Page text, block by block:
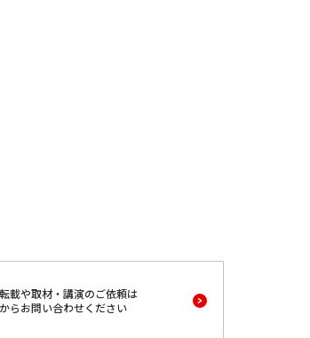
載や取材・講演のご依頼は
らお問い合わせください